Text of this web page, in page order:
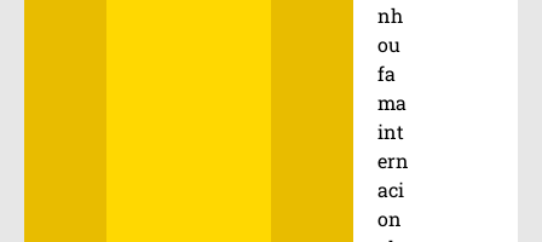
nh
ou
fa
ma
int
ern
aci
on